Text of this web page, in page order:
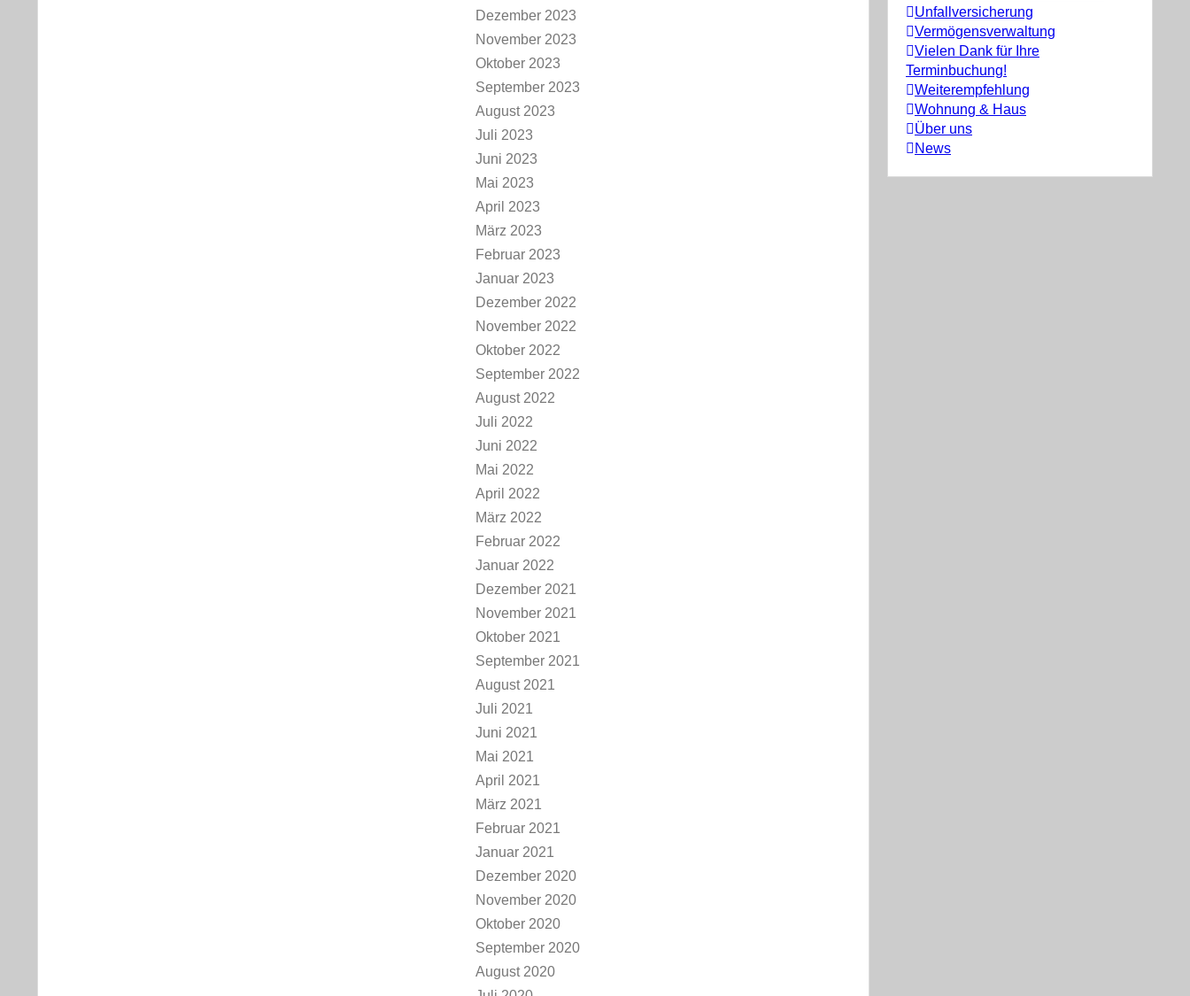
Unfallversicherung
Vermögensverwaltung
Vielen Dank für Ihre
Terminbuchung!
Weiterempfehlung
Wohnung & Haus
Über uns
News
Dezember 2023
November 2023
Oktober 2023
September 2023
August 2023
Juli 2023
Juni 2023
Mai 2023
April 2023
März 2023
Februar 2023
Januar 2023
Dezember 2022
November 2022
Oktober 2022
September 2022
August 2022
Juli 2022
Juni 2022
Mai 2022
April 2022
März 2022
Februar 2022
Januar 2022
Dezember 2021
November 2021
Oktober 2021
September 2021
August 2021
Juli 2021
Juni 2021
Mai 2021
April 2021
März 2021
Februar 2021
Januar 2021
Dezember 2020
November 2020
Oktober 2020
September 2020
August 2020